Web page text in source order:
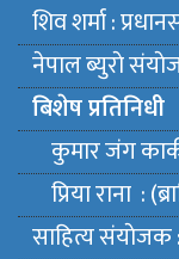
शिव शर्मा :
नेपाल ब्युराे
बिशेष प्रतिनिधी
कुमार जंग
प्रिया राना :
साहित्य